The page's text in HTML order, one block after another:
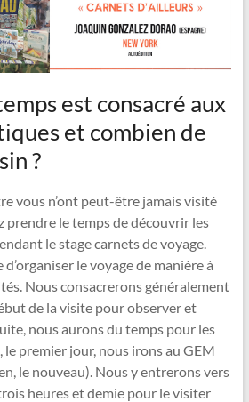
est consacré aux
et combien de
?
vous n’ont peut-être jamais visité
prendre le temps de découvrir les
le stage carnets de voyage.
d’organiser le voyage de manière à
Nous consacrerons généralement
de la visite pour observer et
nous aurons du temps pour les
le premier jour, nous irons au GEM
le nouveau). Nous y entrerons vers
heures et demie pour le visiter